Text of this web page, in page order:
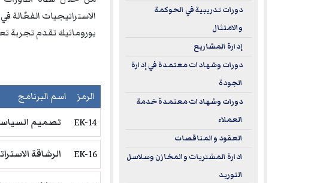
الاستراتيجيات
يوروماتيك تقدم تجربة
الرمز اسم البرنامج
EK-14 تصميم
EK-16 الرشاقة
دورات تدريبية في الحوكمة
والامتثال
إدارة المشاريع
دورات وشهادات معتمدة في إدارة
الجودة
دورات وشهادات معتمدة خدمة
العملاء
العقود والمناقصات
ادارة المشتريات والمخازن وسلاسل
التوريد